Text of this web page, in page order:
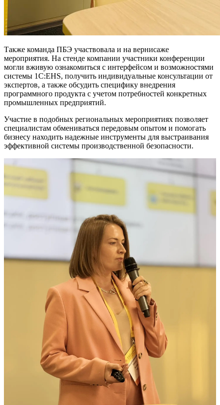
Также команда ПБЭ участвовала и на вернисаже
мероприятия. На стенде компании участники конференции
могли вживую ознакомиться с интерфейсом и возможностями
системы 1С:EHS, получить индивидуальные консультации от
экспертов, а также обсудить специфику внедрения
программного продукта с учетом потребностей конкретных
промышленных предприятий.
Участие в подобных региональных мероприятиях позволяет
специалистам обмениваться передовым опытом и помогать
бизнесу находить надежные инструменты для выстраивания
эффективной системы производственной безопасности.